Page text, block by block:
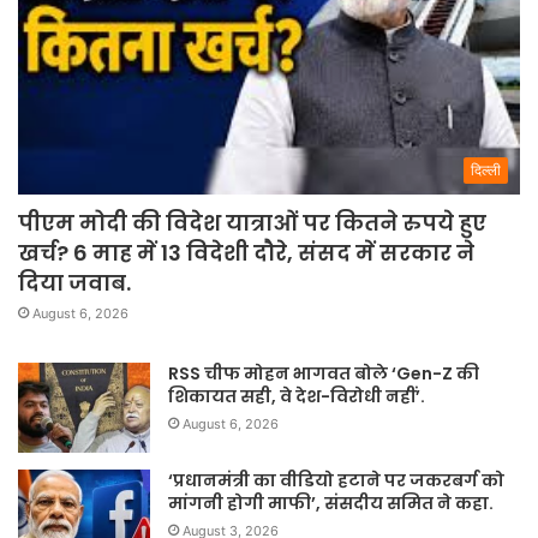
दिल्ली
पीएम मोदी की विदेश यात्राओं पर कितने रुपये हुए
खर्च? 6 माह में 13 विदेशी दौरे, संसद में सरकार ने
दिया जवाब.
August 6, 2026
RSS चीफ मोहन भागवत बोले ‘Gen-Z की
शिकायत सही, वे देश-विरोधी नहीं’.
August 6, 2026
‘प्रधानमंत्री का वीडियो हटाने पर जकरबर्ग को
मांगनी होगी माफी’, संसदीय समित ने कहा.
August 3, 2026